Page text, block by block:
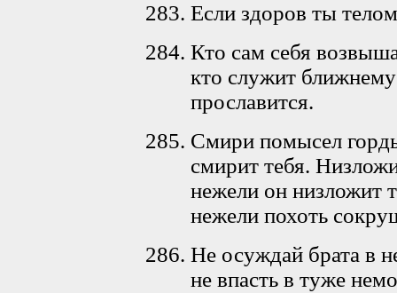
Если здоров ты
Кто сам себя
кто служит
прославится.
Смири помысел
смирит тебя.
нежели он низложит
нежели похоть
Не осуждай брата в
не впасть в туже